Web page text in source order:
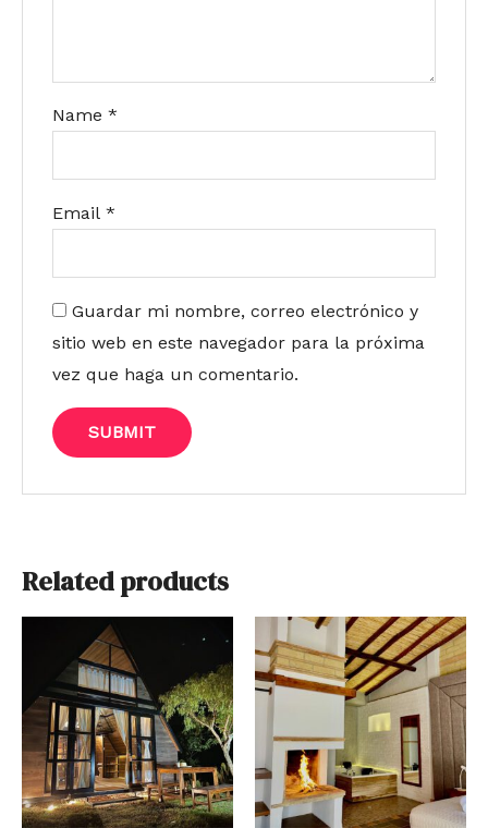
Name *
Email *
Guardar mi nombre, correo electrónico y
sitio web en este navegador para la próxima
vez que haga un comentario.
Related products